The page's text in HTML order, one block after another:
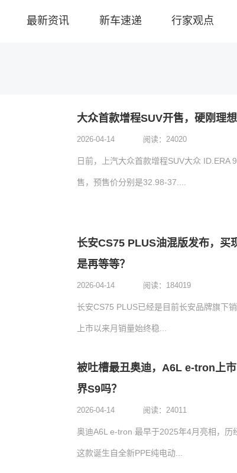
最新资讯 新车速递 行家观点
大众首款增程SUV开售，硬刚理
2026-04-14 阅读： 24020
日前，上汽大众首款增程SUV大众 ID.ERA
售，预售价分别是32.98-37....
长安CS75 PLUS油混版发布，买
是再等等？
2026-04-14 阅读： 184019
长安CS75 PLUS已经是目前长安品牌旗下
上市以来月销量始终稳...
被吐槽最丑奥迪，A6L e-tron上
界S9吗？
2026-04-14 阅读： 24011
奥迪A6L e-tron 最早于2025年4月亮相，历
这款诞生自全新PPE纯电动...